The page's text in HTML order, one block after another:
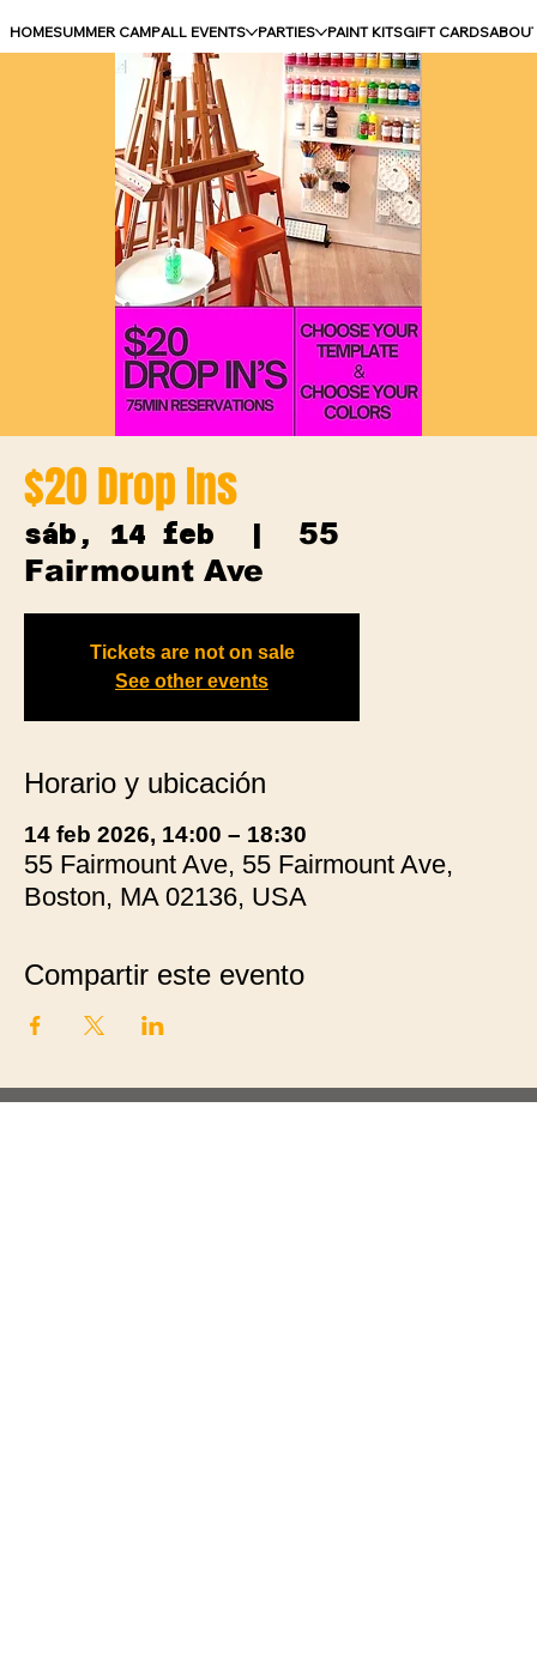
HOMESUMMER CAMPALL EVENTS PARTIES PAINT KITSGIFT CARDS
$20 Drop Ins
sáb, 14 feb
  |
55
Fairmount Ave
Tickets are not on sale
See other events
Horario y ubicación
14 feb 2026, 14:00 – 18:30
55 Fairmount Ave, 55 Fairmount Ave,
Boston, MA 02136, USA
Compartir este evento